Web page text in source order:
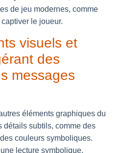
de jeu modernes, comme
le joueur.
visuels et
des
messages
éléments graphiques du
détails subtils, comme des
couleurs symboliques.
lecture symbolique,